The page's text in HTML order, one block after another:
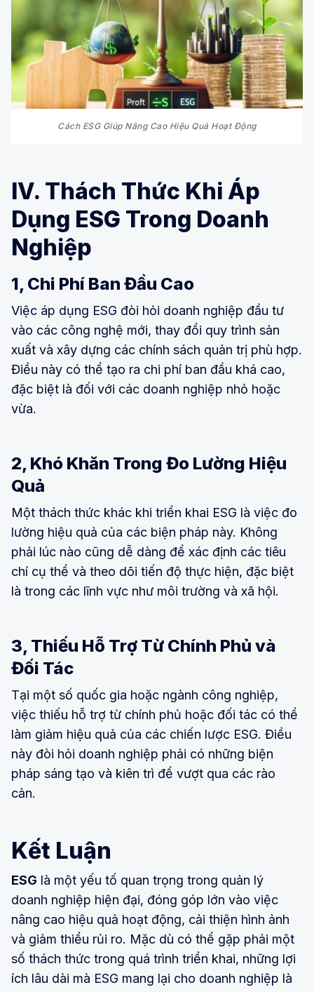
Cách ESG Giúp Nâng Cao Hiệu Quả Hoạt Động
IV. Thách Thức Khi Áp
Dụng ESG Trong Doanh
Nghiệp
1, Chi Phí Ban Đầu Cao
Việc áp dụng ESG đòi hỏi doanh nghiệp đầu tư
vào các công nghệ mới, thay đổi quy trình sản
xuất và xây dựng các chính sách quản trị phù hợp.
Điều này có thể tạo ra chi phí ban đầu khá cao,
đặc biệt là đối với các doanh nghiệp nhỏ hoặc
vừa.
2, Khó Khăn Trong Đo Lường Hiệu
Quả
Một thách thức khác khi triển khai ESG là việc đo
lường hiệu quả của các biện pháp này. Không
phải lúc nào cũng dễ dàng để xác định các tiêu
chí cụ thể và theo dõi tiến độ thực hiện, đặc biệt
là trong các lĩnh vực như môi trường và xã hội.
3, Thiếu Hỗ Trợ Từ Chính Phủ và
Đối Tác
Tại một số quốc gia hoặc ngành công nghiệp,
việc thiếu hỗ trợ từ chính phủ hoặc đối tác có thể
làm giảm hiệu quả của các chiến lược ESG. Điều
này đòi hỏi doanh nghiệp phải có những biện
pháp sáng tạo và kiên trì để vượt qua các rào
cản.
Kết Luận
ESG là một yếu tố quan trọng trong quản lý
doanh nghiệp hiện đại, đóng góp lớn vào việc
nâng cao hiệu quả hoạt động, cải thiện hình ảnh
và giảm thiểu rủi ro. Mặc dù có thể gặp phải một
số thách thức trong quá trình triển khai, những lợi
ích lâu dài mà ESG mang lại cho doanh nghiệp là